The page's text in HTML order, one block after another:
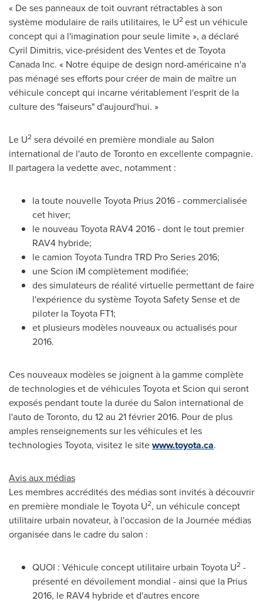
« De ses panneaux de toit ouvrant rétractables à son
système modulaire de rails utilitaires, le U2est un véhicule
concept qui a l'imagination pour seule limite », a déclaré
Cyril Dimitris, vice-président des Ventes et de Toyota
Canada Inc. « Notre équipe de design nord-américaine n'a
pas ménagé ses efforts pour créer de main de maître un
véhicule concept qui incarne véritablement l'esprit de la
culture des "faiseurs" d'aujourd'hui. »
Le U2 sera dévoilé en première mondiale au Salon
international de l'auto deTorontoen excellente compagnie.
Il partagera la vedette avec, notamment :
la toute nouvelle Toyota Prius 2016 - commercialisée
cet hiver;
le nouveau Toyota RAV4 2016 - dont le tout premier
RAV4 hybride;
le camion Toyota Tundra TRD Pro Series 2016;
une Scion iM complètement modifiée;
des simulateurs de réalité virtuelle permettant de faire
l'expérience du système Toyota Safety Sense et de
piloter la Toyota FT1;
et plusieurs modèles nouveaux ou actualisés pour
2016.
Ces nouveaux modèles se joignent à la gamme complète
de technologies et de véhicules Toyota et Scion qui seront
exposés pendant toute la durée du Salon international de
l'auto deToronto, du 12 au 21 février 2016. Pour de plus
amples renseignements sur les véhicules et les
technologies Toyota, visitez le sitewww.toyota.ca.
Avis aux médias
Les membres accrédités des médias sont invités à découvrir
en première mondiale le Toyota U2, un véhicule concept
utilitaire urbain novateur, à l'occasion de la Journée médias
organisée dans le cadre du salon :
QUOI : Véhicule concept utilitaire urbain Toyota U2 -
présenté en dévoilement mondial - ainsi que la Prius
2016, le RAV4 hybride et d'autres encore